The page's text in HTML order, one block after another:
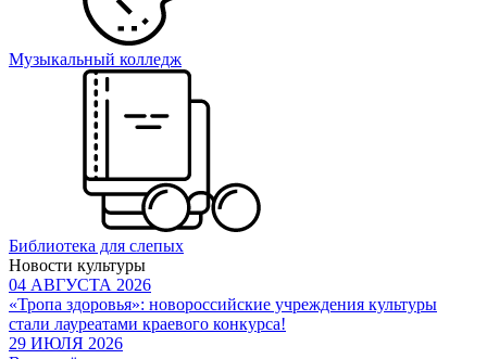
Музыкальный колледж
Библиотека для слепых
Новости культуры
04 АВГУСТА 2026
«Тропа здоровья»: новороссийские учреждения культуры
стали лауреатами краевого конкурса!
29 ИЮЛЯ 2026